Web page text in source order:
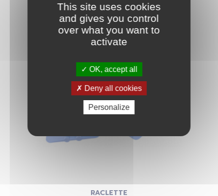
PINCE À ÉCHENILLER
RACLETTE
This site uses cookies
and gives you control
over what you want to
activate
OK, accept all
Deny all cookies
Personalize